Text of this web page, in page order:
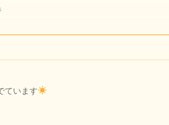
ています